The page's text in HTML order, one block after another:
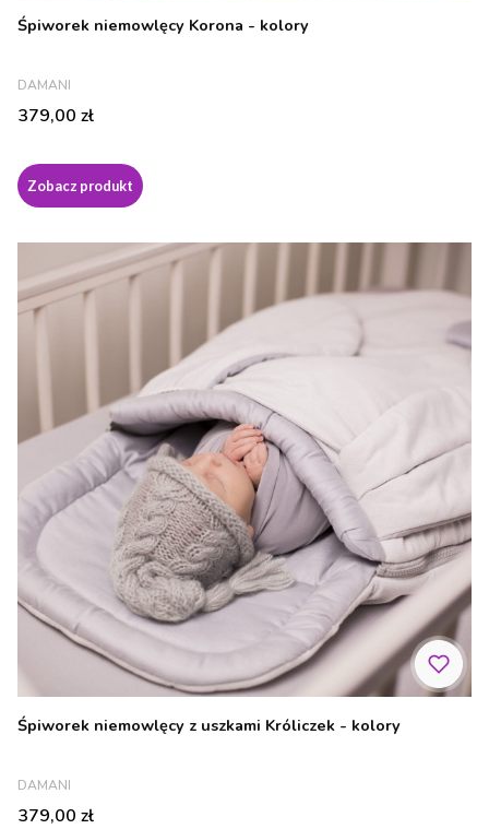
Śpiworek niemowlęcy Korona - kolory
PRODUCENT
DAMANI
Cena
379,00 zł
Zobacz produkt
Śpiworek niemowlęcy z uszkami Króliczek - kolory
PRODUCENT
DAMANI
Cena
379,00 zł